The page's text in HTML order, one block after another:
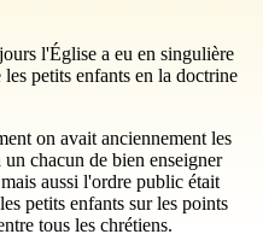
l'Église a eu en singulière
petits enfants en la doctrine
on avait anciennement les
chacun de bien enseigner
aussi l'ordre public était
petits enfants sur les points
tous les chrétiens.